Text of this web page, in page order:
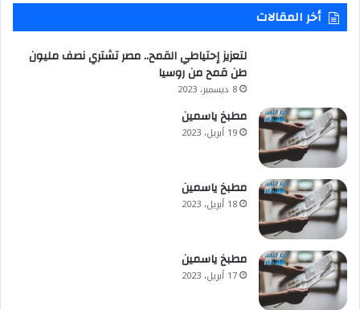
أخر المقالات
لتعزيز إحتياطي القمح.. مصر تشتري نصف مليون
طن قمح من روسيا
8 ديسمبر، 2023
مطبخ ياسمين
19 أبريل، 2023
مطبخ ياسمين
18 أبريل، 2023
مطبخ ياسمين
17 أبريل، 2023